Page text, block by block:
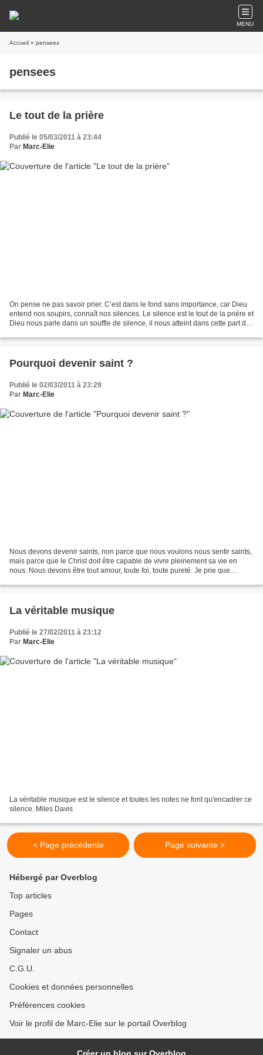
MENU
Accueil » pensees
pensees
Le tout de la prière
Publié le 05/03/2011 à 23:44
Par Marc-Elie
On pense ne pas savoir prier. C’est dans le fond sans importance, car Dieu
entend nos soupirs, connaît nos silences. Le silence est le tout de la prière et
Dieu nous parle dans un souffle de silence, il nous atteint dans cette part de
Pourquoi devenir saint ?
Publié le 02/03/2011 à 23:29
Par Marc-Elie
Nous devons devenir saints, non parce que nous voulons nous sentir saints,
mais parce que le Christ doit être capable de vivre pleinement sa vie en
nous. Nous devons être tout amour, toute foi, toute pureté. Je prie que
La véritable musique
Publié le 27/02/2011 à 23:12
Par Marc-Elie
La véritable musique est le silence et toutes les notes ne font qu'encadrer ce
silence. Miles Davis
< Page précédente Page suivante >
Hébergé par Overblog
Top articles
Pages
Contact
Signaler un abus
C.G.U.
Cookies et données personnelles
Préférences cookies
Voir le profil de Marc-Elie sur le portail Overblog